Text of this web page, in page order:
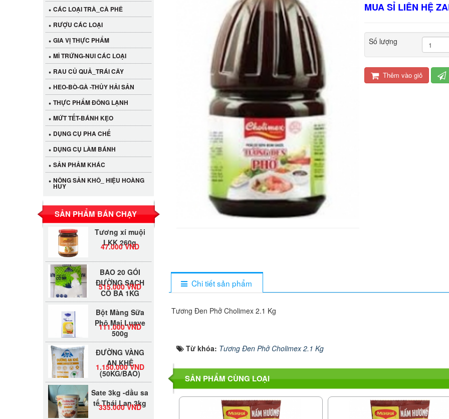
MUA SỈ LIÊN HỆ
Số lượng
Thêm vào giỏ
Chi tiết sản phẩm
Tương Đen Phở Cholimex 2.1 Kg
Từ khóa: Tương Đen Phở Cholimex 2.1 Kg
SẢN PHẨM CÙNG LOẠI
CÁC LOẠI TRÀ_CÀ PHÊ
RƯỢU CÁC LOẠI
GIA VỊ THỰC PHẨM
MÌ TRỨNG-NUI CÁC LOẠI
RAU CỦ QUẢ_TRÁI CÂY
HEO-BÒ-GÀ -THỦY HẢI SẢN
THỰC PHẨM ĐÔNG LẠNH
MỨT TẾT-BÁNH KẸO
DỤNG CỤ PHA CHẾ
DỤNG CỤ LÀM BÁNH
SẢN PHẢM KHÁC
NÔNG SẢN KHÔ_ HIỆU HOÀNG
HUY
SẢN PHẨM BÁN CHẠY
Cần Tây Đà Lạt
40.000 VND
LỐC 12 HỦ
LKK 260g
Tương xí muội
LKK 260g
47.000 VND
BAO 20 GÓI
ĐƯỜNG SẠCH
CÔ BA 1KG
515.000 VND
Bột Màng Sữa
Phô Mai Luave
500g
111.000 VND
ĐƯỜNG VÀNG
AN KHÊ
(50KG/BAO)
1.150.000 VND
Sate 3kg -dầu sa
tế Thái Lan 3kg
335.000 VND